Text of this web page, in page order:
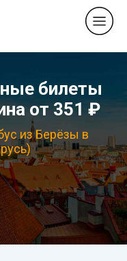
билеты
от 351 ₽
из Берёзы в